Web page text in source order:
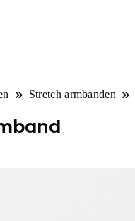
Stretch armbanden